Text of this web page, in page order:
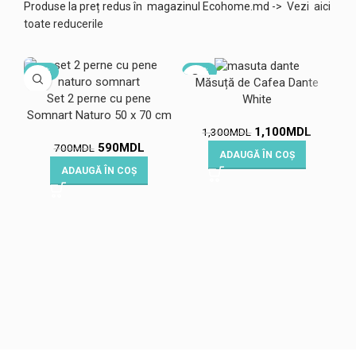
Produse la preț redus în magazinul Ecohome.md -> Vezi aici
toate reducerile
-16%
Set 2 perne cu pene
Somnart Naturo 50 x 70 cm
700MDL 590MDL
ADAUGĂ ÎN COȘ
-15%
Măsuță de Cafea Dante
White
1,300MDL 1,100MDL
ADAUGĂ ÎN COȘ